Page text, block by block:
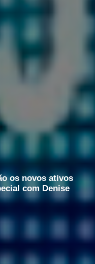
os novos ativos
com Denise